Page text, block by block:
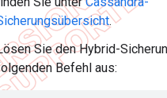
.
Sie den Hybrid-
Befehl aus: